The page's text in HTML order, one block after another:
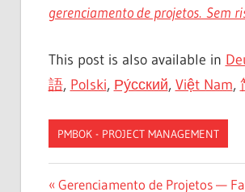
gerenciamento de projetos. Sem
This post is also available in
語, Polski, Ру́сский, Việt Nam,
PMBOK - PROJECT MANAGEMENT
Previous
Gerenciamento de Projetos —